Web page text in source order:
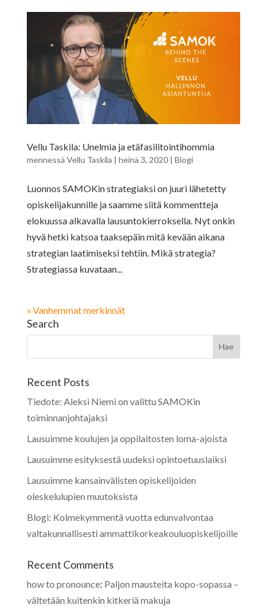
Vellu Taskila: Unelmia ja etäfasilitointihommia
mennessä Vellu Taskila | heinä 3, 2020| Blogi
Luonnos SAMOKin strategiaksi on juuri lähetetty
opiskelijakunnille ja saamme siitä kommentteja
elokuussa alkavalla lausuntokierroksella. Nyt onkin
hyvä hetki katsoa taaksepäin mitä kevään aikana
strategian laatimiseksi tehtiin. Mikä strategia?
Strategiassa kuvataan...
« Vanhemmat merkinnät
Search
Recent Posts
Tiedote: Aleksi Niemi on valittu SAMOKin
toiminnanjohtajaksi
Lausuimme koulujen ja oppilaitosten loma-ajoista
Lausuimme esityksestä uudeksi opintoetuuslaiksi
Lausuimme kansainvälisten opiskelijoiden
oleskelulupien muutoksista
Blogi: Kolmekymmentä vuotta edunvalvontaa
valtakunnallisesti ammattikorkeakouluopiskelijoille
Recent Comments
how to pronounce: Paljon mausteita kopo-sopassa –
vältetään kuitenkin kitkeriä makuja